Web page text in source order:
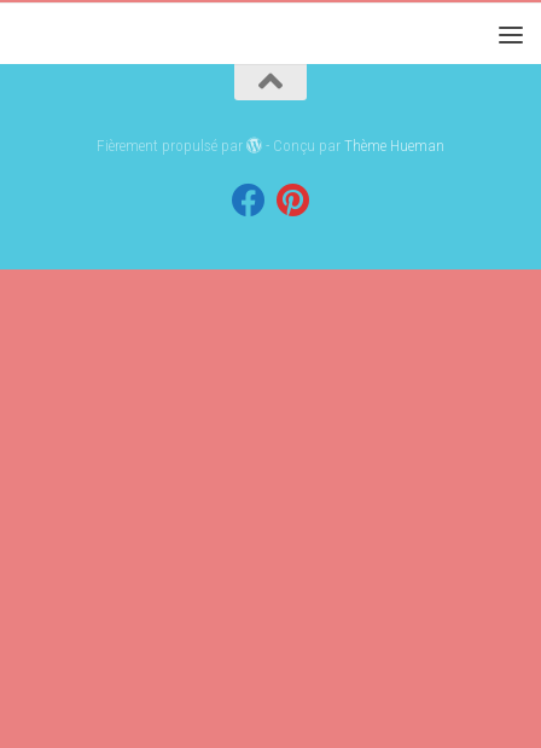
Fièrement propulsé par - Conçu parThème Hueman